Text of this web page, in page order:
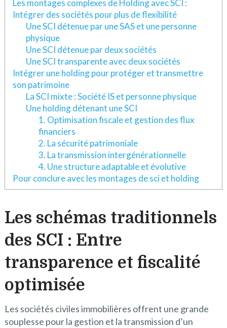
Les montages complexes de Holding avec SCI :
Intégrer des sociétés pour plus de flexibilité
Une SCI détenue par une SAS et une personne
physique
Une SCI détenue par deux sociétés
Une SCI transparente avec deux sociétés
Intégrer une holding pour protéger et transmettre
son patrimoine
La SCI mixte : Société IS et personne physique
Une holding détenant une SCI
1. Optimisation fiscale et gestion des flux
financiers
2. La sécurité patrimoniale
3. La transmission intergénérationnelle
4. Une structure adaptable et évolutive
Pour conclure avec les montages de sci et holding
Les schémas traditionnels
des SCI : Entre
transparence et fiscalité
optimisée
Les sociétés civiles immobilières offrent une grande
souplesse pour la gestion et la transmission d’un